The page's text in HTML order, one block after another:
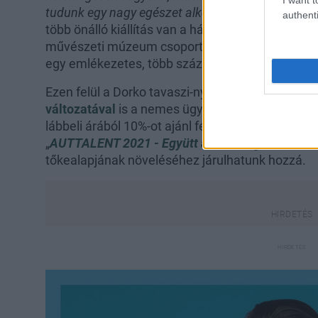
tudunk egy nagy egészet alkotni a
több önálló kiállítás van a háta mögött, munkája
művészeti múzeum csoportos kiállításán, s a
egy emlékezetes, több száz mozaikkockából
Ezen felül a Dorko tavaszi-nyári
változatával is a nemes ügyet segíthetjük: a
lábbeli árából 10%-ot ajánl fel a program
„AUTTALENT 2021 - Együtt a tehetségekért”
tőkealapjának növeléséhez járulhatunk hozzá.